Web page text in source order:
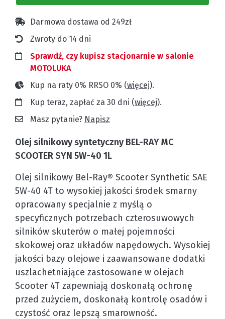
Darmowa dostawa od 249zł
Zwroty do 14 dni
Sprawdź, czy kupisz stacjonarnie w salonie
MOTOLUKA
Kup na raty 0% RRSO 0% (więcej).
Kup teraz, zapłać za 30 dni (więcej).
Masz pytanie? Napisz
Olej silnikowy syntetyczny BEL-RAY MC
SCOOTER SYN 5W-40 1L
Olej silnikowy Bel-Ray® Scooter Synthetic SAE
5W-40 4T to wysokiej jakości środek smarny
opracowany specjalnie z myślą o
specyficznych potrzebach czterosuwowych
silników skuterów o małej pojemności
skokowej oraz układów napędowych. Wysokiej
jakości bazy olejowe i zaawansowane dodatki
uszlachetniające zastosowane w olejach
Scooter 4T zapewniają doskonałą ochronę
przed zużyciem, doskonałą kontrolę osadów i
czystość oraz lepszą smarowność.